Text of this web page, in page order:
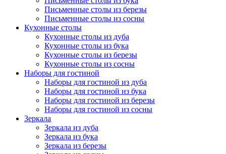
Письменные столы из березы
Письменные столы из сосны
Кухонные столы
Кухонные столы из дуба
Кухонные столы из бука
Кухонные столы из березы
Кухонные столы из сосны
Наборы для гостиной
Наборы для гостиной из дуба
Наборы для гостиной из бука
Наборы для гостиной из березы
Наборы для гостиной из сосны
Зеркала
Зеркала из дуба
Зеркала из бука
Зеркала из березы